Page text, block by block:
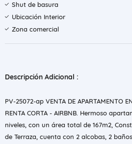
Shut de basura
Ubicación Interior
Zona comercial
Descripción Adicional :
PV-25072-ap VENTA DE APARTAMENTO
RENTA CORTA - AIRBNB. Hermoso
niveles, con un área total de 167m2,
de Terraza, cuenta con 2 alcobas, 2